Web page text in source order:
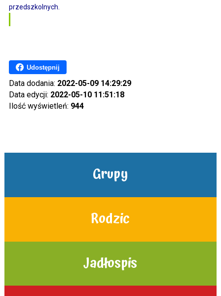
przedszkolnych.
Udostępnij
Data dodania: 2022-05-09 14:29:29
Data edycji: 2022-05-10 11:51:18
Ilość wyświetleń: 944
Grupy
Rodzic
Jadłospis